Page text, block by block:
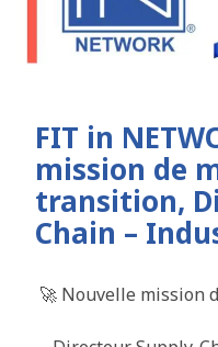
FIT in
mission de
transition,
Chain –
🚀 Nouvelle mission